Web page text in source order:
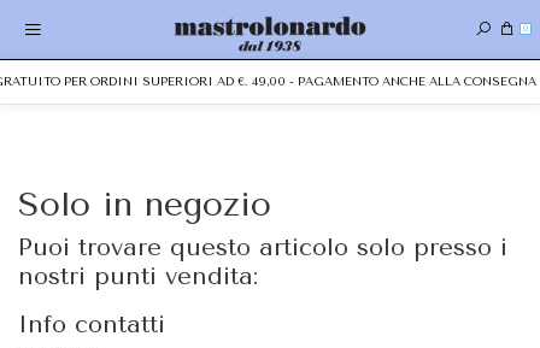
0
PER ORDINI SUPERIORI AD €. 49,00 - PAGAMENTO ANCHE ALLA CONSEGNA
Solo in negozio
Puoi trovare questo articolo solo presso i
nostri punti vendita:
Info contatti